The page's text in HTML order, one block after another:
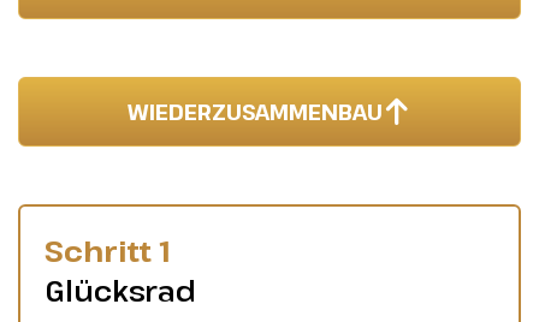
WIEDERZUSAMMENBAU
Schritt 1
Glücksrad